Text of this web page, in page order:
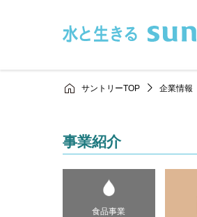
サントリーTOP 企業情報
事業紹介
食品事業